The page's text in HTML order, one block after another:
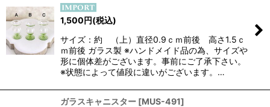
1,500円(税込)
サイズ：約 （上）直径0.9ｃｍ前後 高さ1.5ｃ
ｍ前後 ガラス製 ※ハンドメイド品の為、サイズや
形に個体差がございます。事前にご了承下さい。
※状態によって値段に違いがございます。…
ガラスキャニスター [MUS-491]